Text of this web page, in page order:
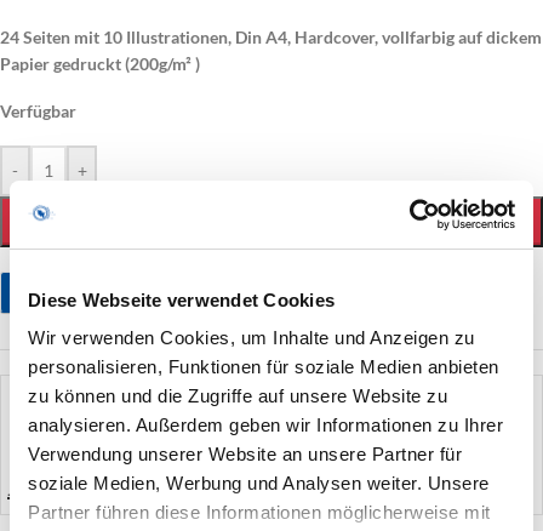
Diese Webseite verwendet Cookies
Wir verwenden Cookies, um Inhalte und Anzeigen zu
personalisieren, Funktionen für soziale Medien anbieten
zu können und die Zugriffe auf unsere Website zu
analysieren. Außerdem geben wir Informationen zu Ihrer
Verwendung unserer Website an unsere Partner für
soziale Medien, Werbung und Analysen weiter. Unsere
Partner führen diese Informationen möglicherweise mit
24 Seiten mit 10 Illustrationen, Din A4, Hardcover, vollfarbig auf dickem
Papier gedruckt (200g/m² )
Verfügbar
- +
Stellen Sie eine Frage
künstler
Jan-Christian Petersen | Dichtung & Literatur